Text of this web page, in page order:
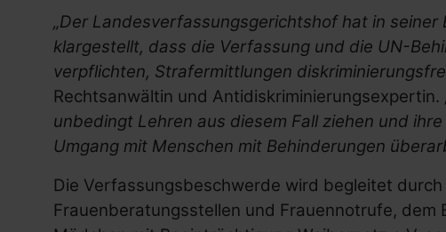
„Der Landesverfassungsgerichtshof hat in seiner
klargestellt, dass die Verfassung und die UN-
verpflichten, Strafermittlungen
Rechtsanwältin und Antidiskriminierungsexpertin.
unbedingt Lehren aus diesem Fall ziehen und
Umgang mit Menschen mit Behinderungen
Die Verfassungsbeschwerde wird begleitet
Frauenberatungsstellen und Frauennotrufe,